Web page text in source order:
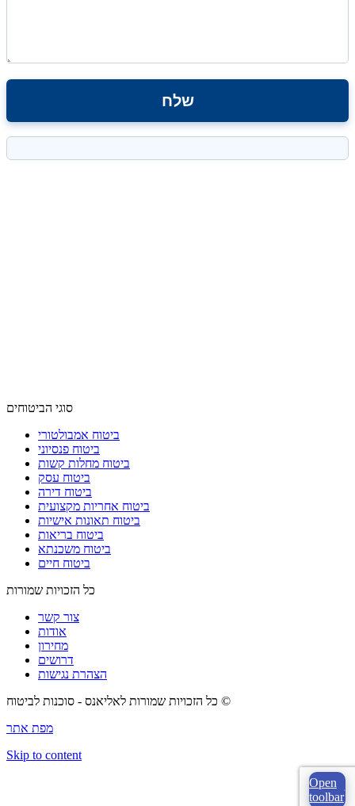
סוגי הביטוחים
ביטוח אמבולטורי
ביטוח פנסיוני
ביטוח מחלות קשות
ביטוח עסק
ביטוח דירה
ביטוח אחריות מקצועית
ביטוח תאונות אישיות
ביטוח בריאות
ביטוח משכנתא
ביטוח חיים
כל הזכויות שמורות
צור קשר
אודות
מחירון
דרושים
הצהרת נגישות
כל הזכויות שמורות לאליאנס - סוכנות לביטוח ©
מפת אתר
Skip to content
Open
toolbar